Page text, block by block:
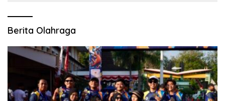
Berita Olahraga